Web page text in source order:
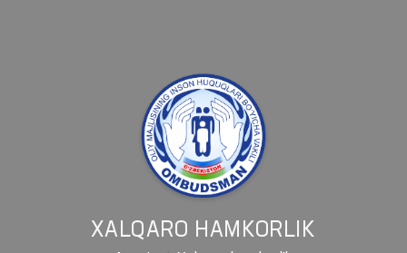
XALQARO HAMKORLIK